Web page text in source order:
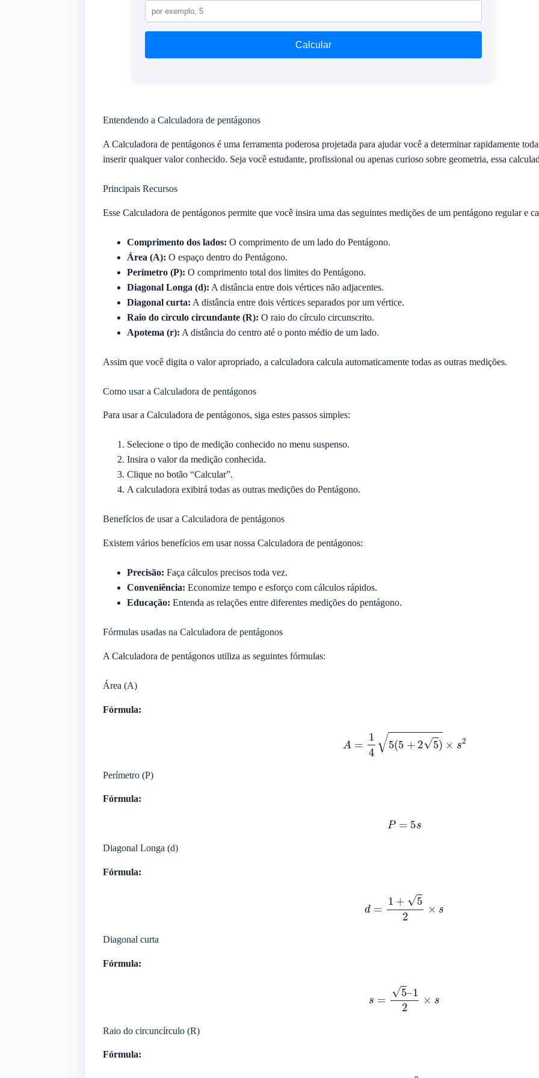
Calcular
Entendendo a Calculadora de pentágonos
A Calculadora de pentágonos é uma ferramenta poderosa projetada para ajudar você a determinar rapidamente
inserir qualquer valor conhecido. Seja você estudante, profissional ou apenas curioso sobre geometria, essa
Principais Recursos
Esse Calculadora de pentágonos permite que você insira uma das seguintes medições de um pentágono regular e
Comprimento dos lados: O comprimento de um lado do Pentágono.
Área (A): O espaço dentro do Pentágono.
Perímetro (P): O comprimento total dos limites do Pentágono.
Diagonal Longa (d): A distância entre dois vértices não adjacentes.
Diagonal curta: A distância entre dois vértices separados por um vértice.
Raio do círculo circundante (R): O raio do círculo circunscrito.
Apotema (r): A distância do centro até o ponto médio de um lado.
Assim que você digita o valor apropriado, a calculadora calcula automaticamente todas as outras medições.
Como usar a Calculadora de pentágonos
Para usar a Calculadora de pentágonos, siga estes passos simples:
Selecione o tipo de medição conhecido no menu suspenso.
Insira o valor da medição conhecida.
Clique no botão “Calcular”.
A calculadora exibirá todas as outras medições do Pentágono.
Benefícios de usar a Calculadora de pentágonos
Existem vários benefícios em usar nossa Calculadora de pentágonos:
Precisão: Faça cálculos precisos toda vez.
Conveniência: Economize tempo e esforço com cálculos rápidos.
Educação: Entenda as relações entre diferentes medições do pentágono.
Fórmulas usadas na Calculadora de pentágonos
A Calculadora de pentágonos utiliza as seguintes fórmulas:
Área (A)
Fórmula:
A= 45(5+25)×s2
Perímetro (P)
Fórmula:
P =5s
Diagonal Longa (d)
Fórmula:
2×
Diagonal curta
Fórmula:
–1
Raio do circuncírculo (R)
Fórmula: